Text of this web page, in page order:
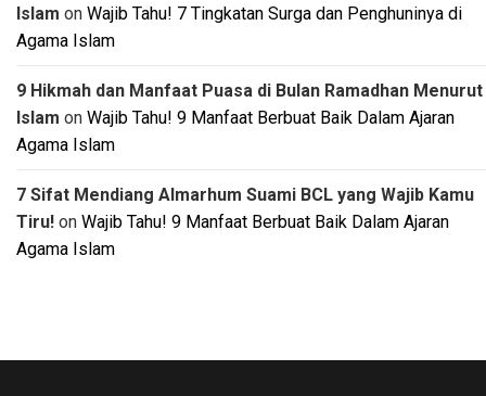
Islam on Wajib Tahu! 7 Tingkatan Surga dan Penghuninya di
Agama Islam
9 Hikmah dan Manfaat Puasa di Bulan Ramadhan Menurut
Islam on Wajib Tahu! 9 Manfaat Berbuat Baik Dalam Ajaran
Agama Islam
7 Sifat Mendiang Almarhum Suami BCL yang Wajib Kamu
Tiru! on Wajib Tahu! 9 Manfaat Berbuat Baik Dalam Ajaran
Agama Islam